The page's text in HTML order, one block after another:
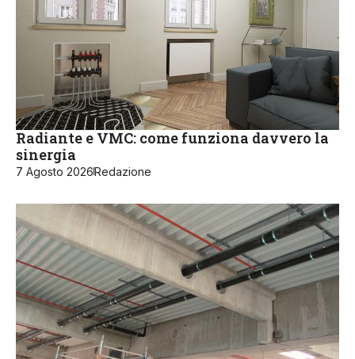
Radiante e VMC: come funziona davvero la
sinergia
7 Agosto 2026Redazione